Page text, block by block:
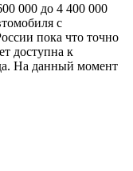
000 до 4 400 000
с
пока что точно
доступна к
На данный момент